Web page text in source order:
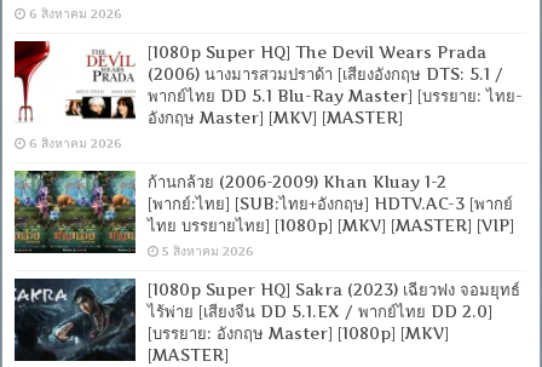
6 สิงหาคม 2026
[1080p Super HQ] The Devil Wears Prada
(2006) นางมารสวมปราด้า [เสียงอังกฤษ DTS: 5.1 /
พากย์ไทย DD 5.1 Blu-Ray Master] [บรรยาย: ไทย-
อังกฤษ Master] [MKV] [MASTER]
6 สิงหาคม 2026
ก้านกล้วย (2006-2009) Khan Kluay 1-2
[พากย์:ไทย] [SUB:ไทย+อังกฤษ] HDTV.AC-3 [พากย์
ไทย บรรยายไทย] [1080p] [MKV] [MASTER] [VIP]
5 สิงหาคม 2026
[1080p Super HQ] Sakra (2023) เฉียวฟง จอมยุทธ์
ไร้พ่าย [เสียงจีน DD 5.1.EX / พากย์ไทย DD 2.0]
[บรรยาย: อังกฤษ Master] [1080p] [MKV]
[MASTER]